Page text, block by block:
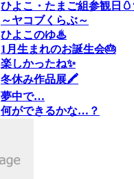
ひよこ・たまご組参観日
～ヤコブくらぶ～
ひよこのゆ♨
1月生まれのお誕生会🎂
楽しかったね✨
冬休み作品展🖍
夢中で…
何ができるかな…？